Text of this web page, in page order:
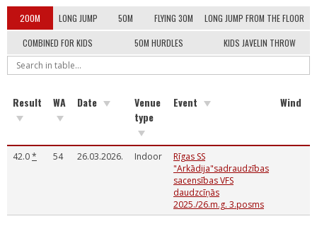
200M LONG JUMP 50M FLYING 30M LONG JUMP FROM THE FLOOR
COMBINED FOR KIDS 50M HURDLES KIDS JAVELIN THROW
Result WA Date
Venue
type
Event Wind
42.0* 54 26.03.2026. Indoor
Rīgas SS
"Arkādija"sadraudzības
sacensības VFS
daudzcīņās
2025./26.m.g. 3.posms